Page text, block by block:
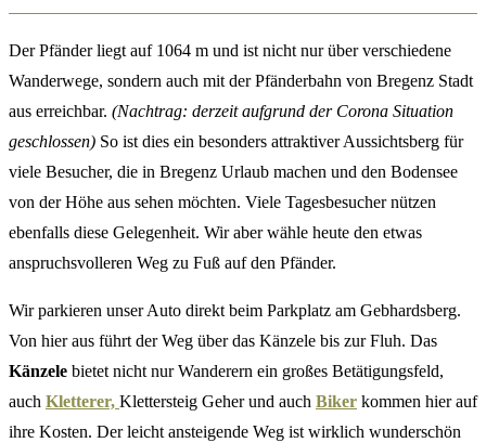
Der Pfänder liegt auf 1064 m und ist nicht nur über verschiedene
Wanderwege, sondern auch mit der Pfänderbahn von Bregenz Stadt
aus erreichbar. (Nachtrag: derzeit aufgrund der Corona Situation
geschlossen) So ist dies ein besonders attraktiver Aussichtsberg für
viele Besucher, die in Bregenz Urlaub machen und den Bodensee
von der Höhe aus sehen möchten. Viele Tagesbesucher nützen
ebenfalls diese Gelegenheit. Wir aber wähle heute den etwas
anspruchsvolleren Weg zu Fuß auf den Pfänder.
Wir parkieren unser Auto direkt beim Parkplatz am Gebhardsberg.
Von hier aus führt der Weg über das Känzele bis zur Fluh. Das
Känzele bietet nicht nur Wanderern ein großes Betätigungsfeld,
auch Kletterer, Klettersteig Geher und auch Biker kommen hier auf
ihre Kosten. Der leicht ansteigende Weg ist wirklich wunderschön